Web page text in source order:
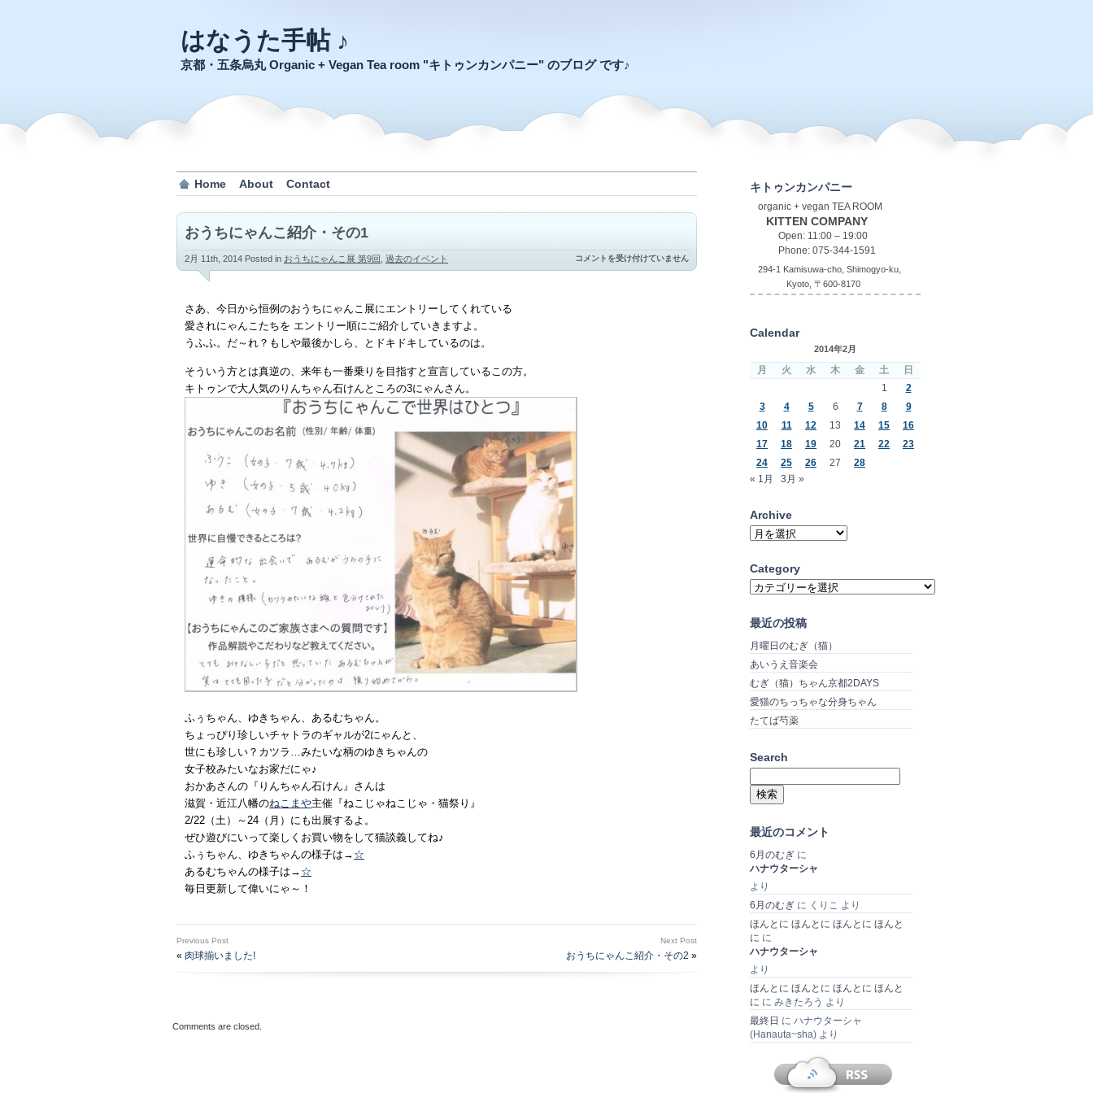
はなうた手帖 ♪
京都・五条烏丸 Organic + Vegan Tea room "キトゥンカンパニー" のブログ です♪
Home About Contact
おうちにゃんこ紹介・その1
2月 11th, 2014 Posted in おうちにゃんこ展 第9回 過去のイベント
お
う
コメントを受け付けていません
さあ、今日から恒例のおうちにゃんこ展にエントリーしてくれている
愛されにゃんこたちを エントリー順にご紹介していきますよ。
うふふ。だ～れ？もしや最後かしら、とドキドキしているのは。
そういう方とは真逆の、来年も一番乗りを目指すと宣言しているこの方。
キトゥンで大人気のりんちゃん石けんところの3にゃんさん。
ふぅちゃん、ゆきちゃん、あるむちゃん。
ちょっぴり珍しいチャトラのギャルが2にゃんと、
世にも珍しい？カツラ…みたいな柄のゆきちゃんの
女子校みたいなお家だにゃ♪
おかあさんの『りんちゃん石けん』さんは
滋賀・近江八幡のねこまや主催『ねこじゃねこじゃ・猫祭り』
2/22（土）～24（月）にも出展するよ。
ぜひ遊びにいって楽しくお買い物をして猫談義してね♪
ふぅちゃん、ゆきちゃんの様子は→ ☆
あるむちゃんの様子は→ ☆
毎日更新して偉いにゃ～！
Previous Post
« 肉球揃いました!
Next Post
おうちにゃんこ紹介・その2 »
Comments are closed.
キトゥンカンパニー
organic + vegan TEA ROOM
KITTEN COMPANY
Open: 11:00 – 19:00
Phone: 075-344-1591
294-1 Kamisuwa-cho, Shimogyo-ku,
Kyoto, 〒600-8170
Calendar
2014年2月
月 火 水 木 金 土
日
1
2
3
4 5 6 7 8
9
10
11 12 13 14 15
16
17
18 19 20 21 22
23
24
25 26 27
28
« 1月
3月 »
Archive
Archive
Category
Category
最近の投稿
月曜日のむぎ（猫）
あいうえ音楽会
むぎ（猫）ちゃん京都2DAYS
愛猫のちっちゃな分身ちゃん
たてば芍薬
Search
索:
最近のコメント
6月のむぎ に
ハナウターシャ
より
6月のむぎ に くりこ より
ほんとに ほんとに ほんとに ほんと
に に
ハナウターシャ
より
ほんとに ほんとに ほんとに ほんと
に に みきたろう より
最終日 に ハナウターシャ
(Hanauta~sha) より